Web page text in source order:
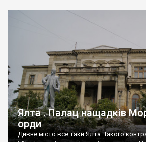
Ялта . Палац нащадків
орди
Дивне місто все таки Ялта. Такого